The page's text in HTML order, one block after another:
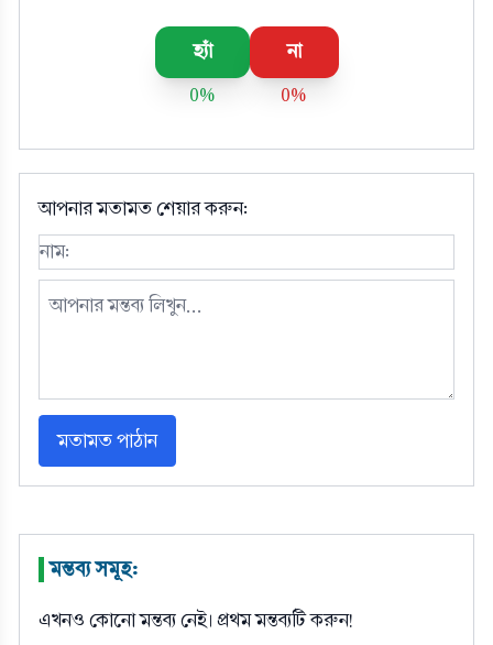
হ্যাঁ
0%
না
0%
আপনার মতামত শেয়ার করুন:
মতামত পাঠান
মন্তব্য সমূহ:
এখনও কোনো মন্তব্য নেই। প্রথম মন্তব্যটি করুন!